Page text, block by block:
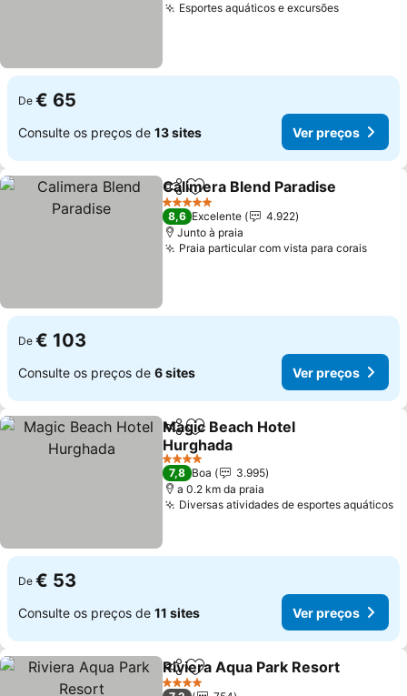
Esportes aquáticos e excursõesVer
De € 65
Consulte os preços de 13 sites Ver preços
PartilharAdicionar aos favoritos
Calimera Blend Paradise
5 Estrelas
8,6 Excelente
4.922
Junto à praia
Praia particular com vista para coraisVer
De € 103
Consulte os preços de 6 sites Ver preços
PartilharAdicionar aos favoritos
Magic Beach Hotel
Hurghada
Ver preços
4 Estrelas
7,8 Boa
3.995
a 0.2 km da praia
Diversas atividades de esportes aquáticos
De € 53
Consulte os preços de 11 sites Ver preços
PartilharAdicionar aos favoritos
Riviera Aqua Park Resort
4 Estrelas